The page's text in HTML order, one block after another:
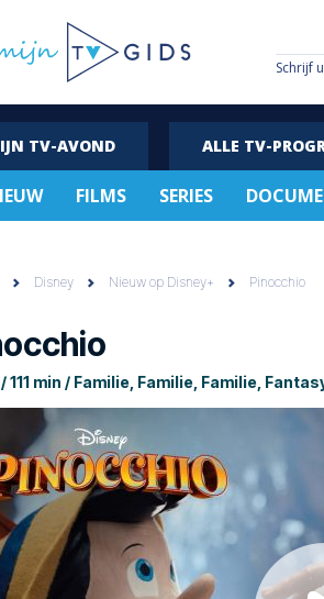
Schrijf
TV-AVOND ALLE TV-
FILMS SERIES
Disney Nieuw op Disney+ Pinocchio
111 min / Familie, Familie, Familie,